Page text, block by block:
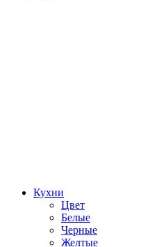
Кухни
Цвет
Белые
Черные
Желтые